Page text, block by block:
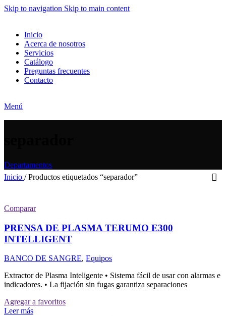
Skip to navigation Skip to main content
Inicio
Acerca de nosotros
Servicios
Catálogo
Preguntas frecuentes
Contacto
Menú
Departamentos
Inicio / Productos etiquetados “separador”
Comparar
PRENSA DE PLASMA TERUMO E300
INTELLIGENT
BANCO DE SANGRE, Equipos
Extractor de Plasma Inteligente • Sistema fácil de usar con alarmas e
indicadores. • La fijación sin fugas garantiza separaciones
Agregar a favoritos
Leer más